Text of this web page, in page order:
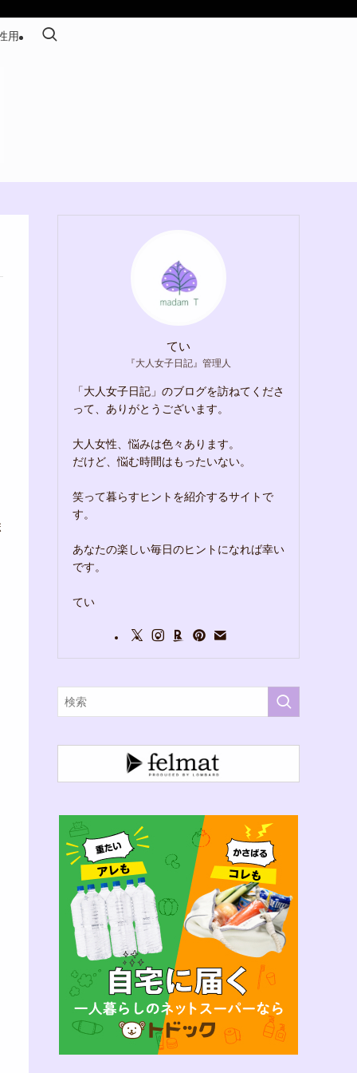
用
てい
『大人女子日記』管理人
「大人女子日記」のブログを訪ねてくださ
って、ありがとうございます。
大人女性、悩みは色々あります。
だけど、悩む時間はもったいない。
笑って暮らすヒントを紹介するサイトで
す。
あなたの楽しい毎日のヒントになれば幸い
です。
てい